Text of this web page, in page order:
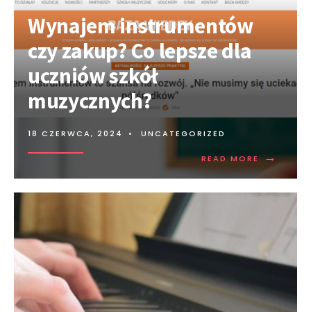
Wynajem instrumentów
czy zakup? Co lepsze dla
uczniów szkół
muzycznych?
18 CZERWCA, 2024 • UNCATEGORIZED
READ MORE →